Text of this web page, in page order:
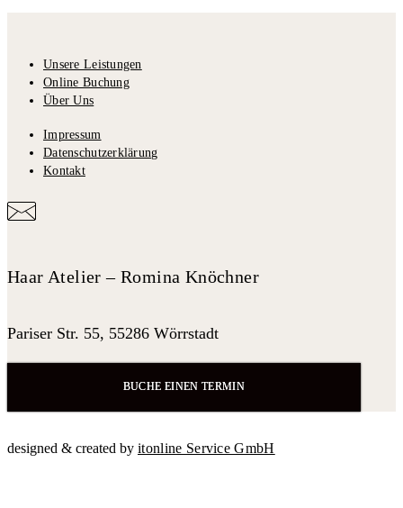
Unsere Leistungen
Online Buchung
Über Uns
Impressum
Datenschutzerklärung
Kontakt
Haar Atelier – Romina Knöchner
Pariser Str. 55, 55286 Wörrstadt
BUCHE EINEN TERMIN
designed & created by itonline Service GmbH